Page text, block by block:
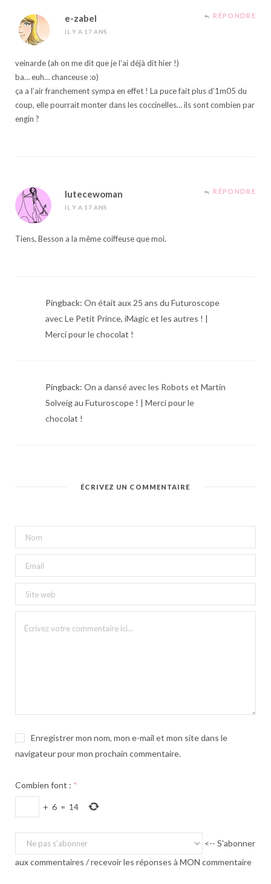
e-zabel
IL Y A 17 ANS
RÉPONDRE
veinarde (ah on me dit que je l’ai déjà dit hier !)
ba… euh… chanceuse :o)
ça a l’air franchement sympa en effet ! La puce fait plus d’1m05 du
coup, elle pourrait monter dans les coccinelles… ils sont combien par
engin ?
lutecewoman
IL Y A 17 ANS
RÉPONDRE
Tiens, Besson a la même coiffeuse que moi.
Pingback: On était aux 25 ans du Futuroscope
avec Le Petit Prince, iMagic et les autres ! |
Merci pour le chocolat !
Pingback: On a dansé avec les Robots et Martin
Solveig au Futuroscope ! | Merci pour le
chocolat !
ÉCRIVEZ UN COMMENTAIRE
Enregistrer mon nom, mon e-mail et mon site dans le
navigateur pour mon prochain commentaire.
Combien font : *
+ 6 = 14
<-- S'abonner
aux commentaires / recevoir les réponses à MON commentaire